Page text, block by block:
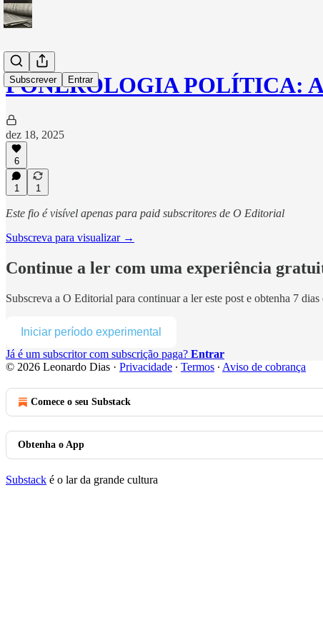
Subscrever Entrar
PONEROLOGIA POLÍTICA:
dez 18, 2025
6
1 1
Este fio é visível apenas para paid subscritores de O Editorial
Subscreva para visualizar →
Continue a ler com uma experiência
Subscreva a O Editorial para continuar a ler este post e obtenha 7
Iniciar período experimental
Já é um subscritor com subscrição paga? Entrar
© 2026 Leonardo Dias · Privacidade ∙ Termos ∙ Aviso de cobrança
Comece o seu Substack
Obtenha o App
Substack é o lar da grande cultura